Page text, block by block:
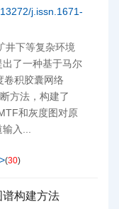
j.issn.1671-
井下等复杂环境
了一种基于马尔
卷积胶囊网络
方法，构建了
和灰度图对原
入...
(30)
构建方法